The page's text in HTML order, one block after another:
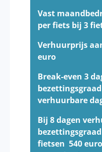
Vast
per fiets bij 3
Verhuurprijs
euro
Break-even 3
verhuurbare
Bij 8 dagen
fietsen 540